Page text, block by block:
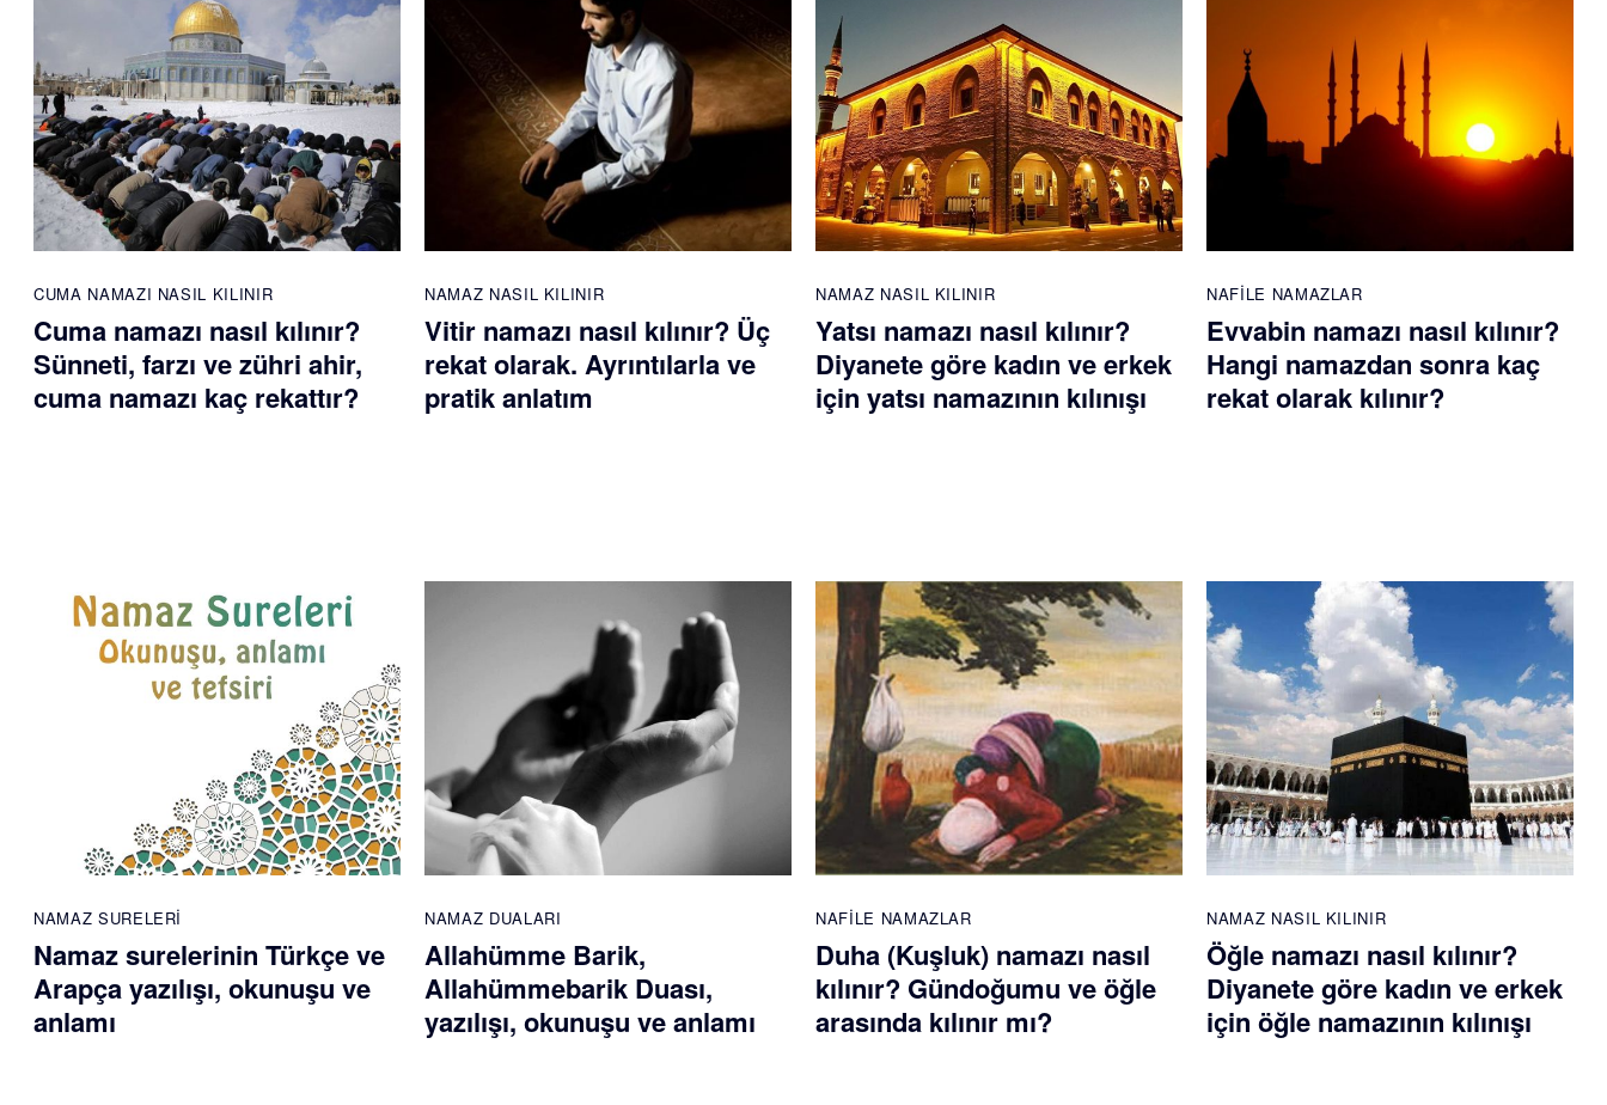
CUMA NAMAZI NASIL KILINIR
Cuma namazı nasıl kılınır?
Sünneti, farzı ve zühri ahir,
cuma namazı kaç rekattır?
NAMAZ NASIL KILINIR
Vitir namazı nasıl kılınır? Üç
rekat olarak. Ayrıntılarla ve
pratik anlatım
NAMAZ NASIL KILINIR
Yatsı namazı nasıl kılınır?
Diyanete göre kadın ve erkek
için yatsı namazının kılınışı
NAFILE NAMAZLAR
Evvabin namazı nasıl kılınır?
Hangi namazdan sonra kaç
rekat olarak kılınır?
NAMAZ SURELERI
Namaz surelerinin Türkçe ve
Arapça yazılışı, okunuşu ve
anlamı
NAMAZ DUALARI
Allahümme Barik,
Allahümmebarik Duası,
yazılışı, okunuşu ve anlamı
NAFILE NAMAZLAR
Duha (Kuşluk) namazı nasıl
kılınır? Gündoğumu ve öğle
arasında kılınır mı?
NAMAZ NASIL KILINIR
Öğle namazı nasıl kılınır?
Diyanete göre kadın ve erkek
için öğle namazının kılınışı